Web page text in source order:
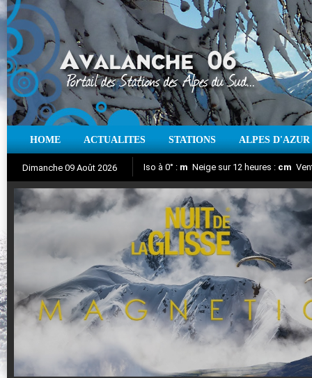
HOME ACTUALITES STATIONS ALPES D'AZUR
Dimanche 09 Août 2026
Aujourd'hui : T° Min : °C T° Max :°C
Iso à 0° : m Neige sur 12 heures : cm
Suivez en direct l'actualité des stations
Nuit de la Glisse 2018